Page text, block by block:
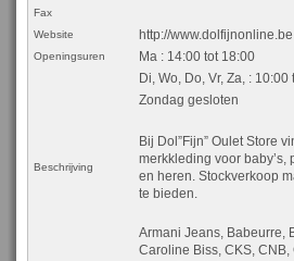
Fax
Website
http://www.dolfijnonline.be
Openingsuren
Ma : 14:00 tot 18:00
Di, Wo, Do, Vr, Za, : 10:00
Zondag gesloten
Beschrijving
Bij Dol”Fijn” Oulet Store
merkkleding voor
en heren. Stockverkoop
te bieden.
Armani Jeans, Babeurre,
Caroline Biss, CKS,